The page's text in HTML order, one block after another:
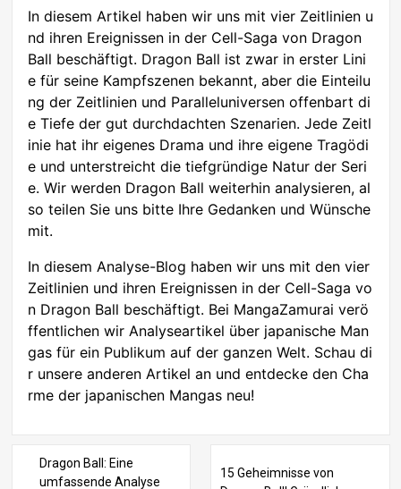
In diesem Artikel haben wir uns mit vier Zeitlinien u
nd ihren Ereignissen in der Cell-Saga von Dragon
Ball beschäftigt. Dragon Ball ist zwar in erster Lini
e für seine Kampfszenen bekannt, aber die Einteilu
ng der Zeitlinien und Paralleluniversen offenbart di
e Tiefe der gut durchdachten Szenarien. Jede Zeitl
inie hat ihr eigenes Drama und ihre eigene Tragödi
e und unterstreicht die tiefgründige Natur der Seri
e. Wir werden Dragon Ball weiterhin analysieren, al
so teilen Sie uns bitte Ihre Gedanken und Wünsche
mit.
In diesem Analyse-Blog haben wir uns mit den vier
Zeitlinien und ihren Ereignissen in der Cell-Saga vo
n Dragon Ball beschäftigt. Bei MangaZamurai verö
ffentlichen wir Analyseartikel über japanische Man
gas für ein Publikum auf der ganzen Welt. Schau di
r unsere anderen Artikel an und entdecke den Cha
rme der japanischen Mangas neu!
Dragon Ball: Eine
umfassende Analyse
15 Geheimnisse von